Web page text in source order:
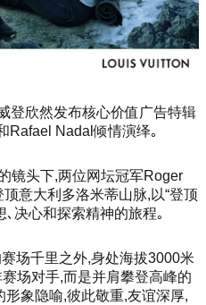
登欣然发布核心价值广告特辑
Rafael Nadal倾情演绎｡
镜头下,两位网坛冠军Roger
意大利多洛米蒂山脉,以“登顶
､决心和探索精神的旅程｡
场千里之外,身处海拔3000米
场对手,而是并肩攀登高峰的
象隐喻,彼此敬重,友谊深厚,